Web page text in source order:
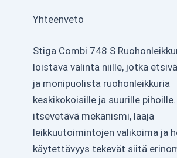
Yhteenveto
Stiga Combi 748 S
loistava valinta niille, jotka
ja monipuolista ruohonleikkuria
keskikokoisille ja suurille pihoille.
itsevetävä mekanismi, laaja
leikkuutoimintojen valikoima ja
käytettävyys tekevät siitä